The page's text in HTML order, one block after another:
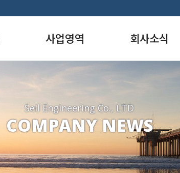
Seil Engineering Co., LTD
COMPANY NEWS
사업영역
항만부
도시계획부
도시설계부
구조부
지반부
회사소식
동호회